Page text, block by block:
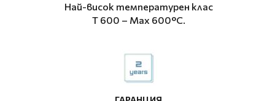
Най-висок температурен клас
T 600 – Мax 600°C.